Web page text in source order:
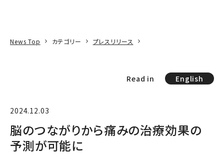
News Top カテゴリー プレスリリース
Read in English
2024.12.03
脳のつながりから痛みの治療効果の
予測が可能に